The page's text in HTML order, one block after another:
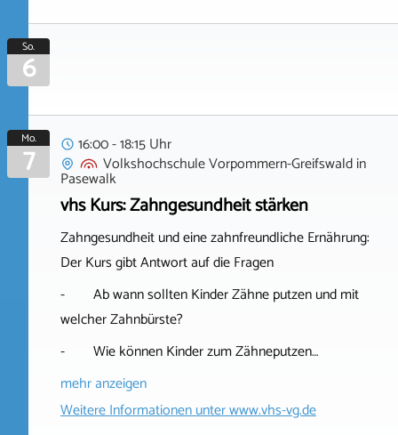
So.
6
Mo.
7
16:00 - 18:15 Uhr
Volkshochschule Vorpommern-Greifswaldin
Pasewalk
vhs Kurs: Zahngesundheit stärken
Zahngesundheit und eine zahnfreundliche Ernährung:
Der Kurs gibt Antwort auf die Fragen
- Ab wann sollten Kinder Zähne putzen und mit
welcher Zahnbürste?
- Wie können Kinder zum Zähneputzen…
mehr anzeigen
Weitere Informationen unterwww.vhs-vg.de